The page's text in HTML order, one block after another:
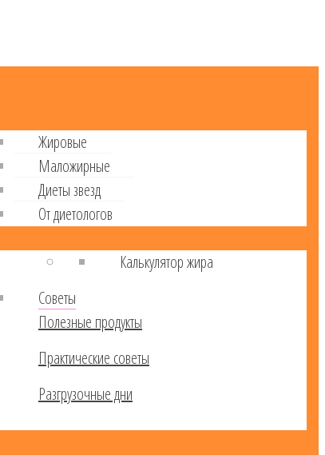
Жировые
Маложирные
Диеты звезд
От диетологов
Калькулятор жира
Советы
Полезные продукты
Практические советы
Разгрузочные дни